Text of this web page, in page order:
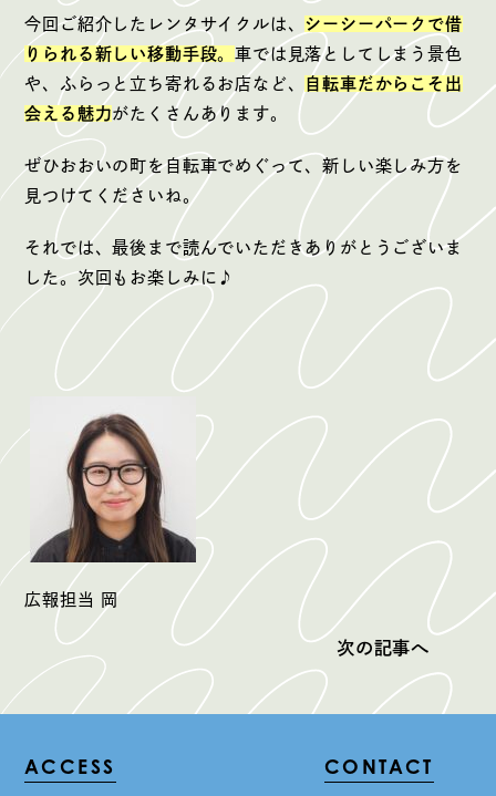
今回ご紹介したレンタサイクルは、 シーシーパークで借
りられる新しい移動手段。車では見落としてしまう景色
や、ふらっと立ち寄れるお店など、
自転車だからこそ出
会える魅力がたくさんあります。
ぜひおおいの町を自転車でめぐって、新しい楽しみ方を
見つけてくださいね。
それでは、最後まで読んでいただきありがとうございま
した。次回もお楽しみに♪
広報担当 岡
次の記事へ
ACCESS CONTACT